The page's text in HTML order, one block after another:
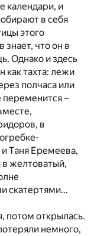
календари, и
в себя
этого
знает, что он в
Однако и здесь
как тахта: лежи
полчаса или
переменится –
в
Таня Еремеева,
в желтоватый,
скатертями…
потом открылась.
немного,